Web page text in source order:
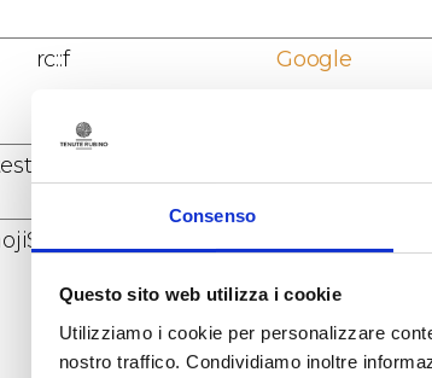
Consenso
Questo sito web utilizza i cookie
Utilizziamo i cookie per personalizzare
nostro traffico. Condividiamo inoltre
rc::f
Google